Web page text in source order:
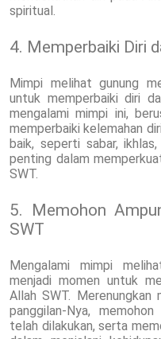
spiritual.
4. Memperbaiki Diri
Mimpi melihat gunung
untuk memperbaiki diri
mengalami mimpi ini,
memperbaiki kelemahan
baik, seperti sabar,
penting dalam
SWT.
5. Memohon
SWT
Mengalami mimpi
menjadi momen untuk
Allah SWT. Merenungkan
panggilan-Nya,
telah dilakukan, serta